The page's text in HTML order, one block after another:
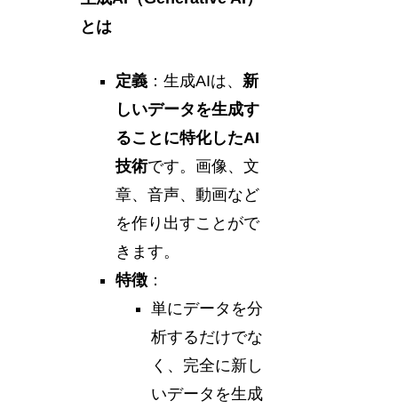
とは
定義 ：生成AIは、新
しいデータを生成す
ることに特化したAI
技術です。画像、文
章、音声、動画など
を作り出すことがで
きます。
特徴 ：
単にデータを分
析するだけでな
く、完全に新し
いデータを生成